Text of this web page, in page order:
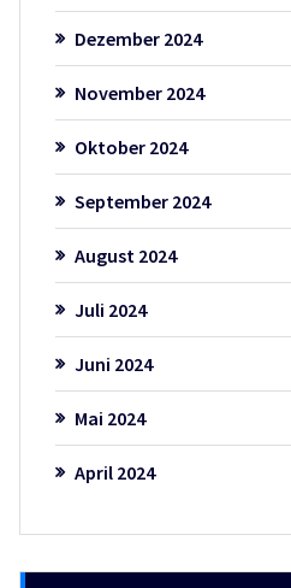
Dezember 2024
November 2024
Oktober 2024
September 2024
August 2024
Juli 2024
Juni 2024
Mai 2024
April 2024